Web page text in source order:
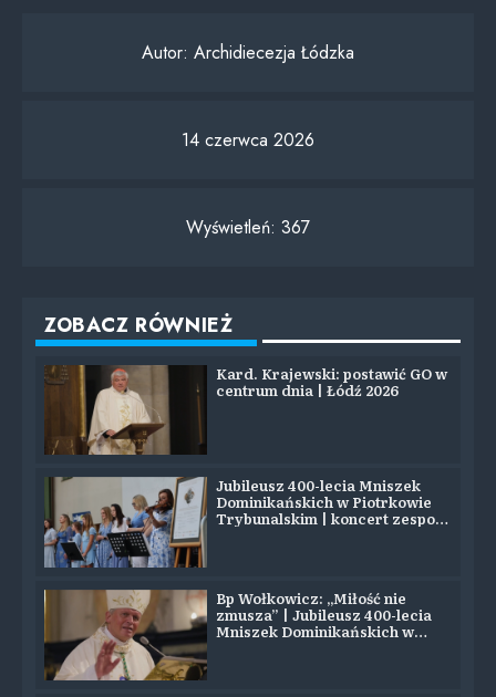
Autor: Archidiecezja Łódzka
14 czerwca 2026
Wyświetleń: 367
ZOBACZ RÓWNIEŻ
Kard. Krajewski: postawić GO w
centrum dnia | Łódź 2026
Jubileusz 400-lecia Mniszek
Dominikańskich w Piotrkowie
Trybunalskim | koncert zespołu
Bp Wołkowicz: „Miłość nie
zmusza” | Jubileusz 400-lecia
Mniszek Dominikańskich w